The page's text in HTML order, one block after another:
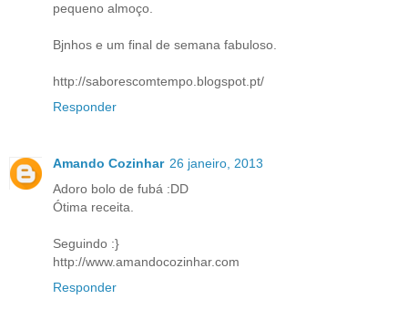
pequeno almoço.
Bjnhos e um final de semana fabuloso.
http://saborescomtempo.blogspot.pt/
Responder
Amando Cozinhar 26 janeiro, 2013
Adoro bolo de fubá :DD
Ótima receita.
Seguindo :}
http://www.amandocozinhar.com
Responder